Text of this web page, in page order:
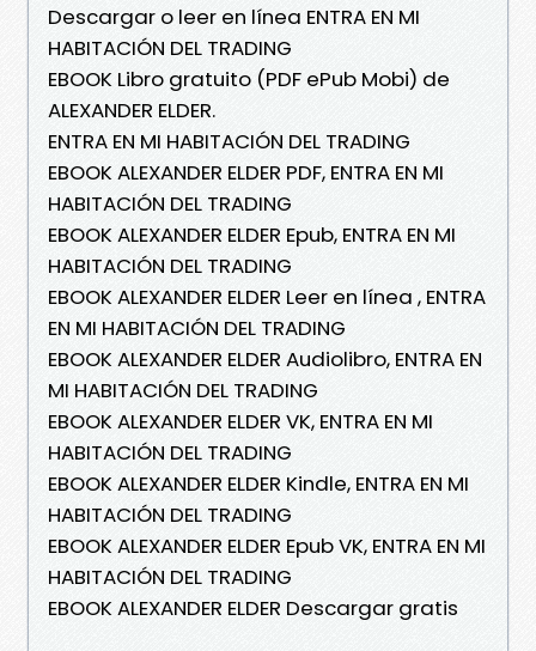
Descargar o leer en línea ENTRA EN MI
HABITACIÓN DEL TRADING
EBOOK Libro gratuito (PDF ePub Mobi) de
ALEXANDER ELDER.
ENTRA EN MI HABITACIÓN DEL TRADING
EBOOK ALEXANDER ELDER PDF, ENTRA EN MI
HABITACIÓN DEL TRADING
EBOOK ALEXANDER ELDER Epub, ENTRA EN MI
HABITACIÓN DEL TRADING
EBOOK ALEXANDER ELDER Leer en línea , ENTRA
EN MI HABITACIÓN DEL TRADING
EBOOK ALEXANDER ELDER Audiolibro, ENTRA EN
MI HABITACIÓN DEL TRADING
EBOOK ALEXANDER ELDER VK, ENTRA EN MI
HABITACIÓN DEL TRADING
EBOOK ALEXANDER ELDER Kindle, ENTRA EN MI
HABITACIÓN DEL TRADING
EBOOK ALEXANDER ELDER Epub VK, ENTRA EN MI
HABITACIÓN DEL TRADING
EBOOK ALEXANDER ELDER Descargar gratis